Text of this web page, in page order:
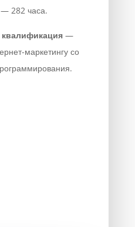
— 282 часа.
—
маркетингу со